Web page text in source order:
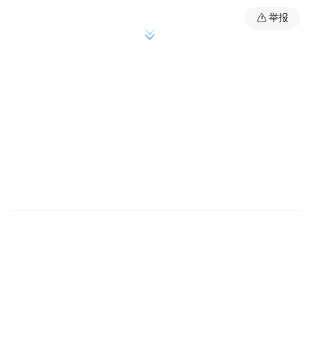
考虑另外的商品。切忌不要采取那种看到什
么就买什么的采购方式，这样很容易超支，
举报